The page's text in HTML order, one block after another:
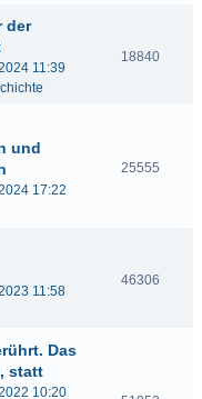
der
11:39
18840
und
17:22
25555
11:58
46306
Das
statt
10:20